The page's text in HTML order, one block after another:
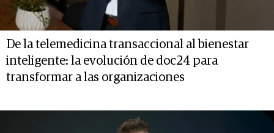
De la telemedicina transaccional al bienestar
inteligente: la evolución de doc24 para
transformar a las organizaciones